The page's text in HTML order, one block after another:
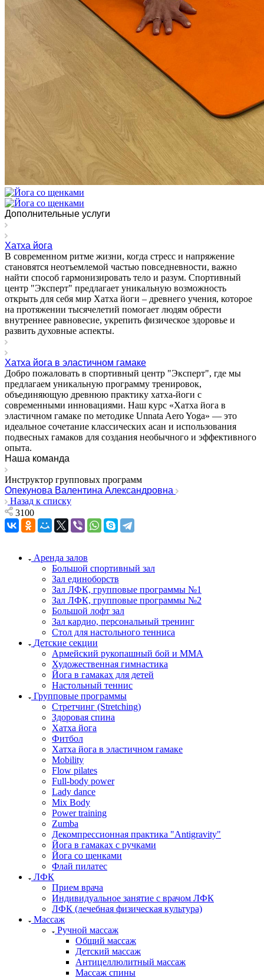
Дополнительные услуги
Хатха йога
В современном ритме жизни, когда стресс и напряжение
становятся неотъемлемой частью повседневности, важно
найти способ гармонизировать тело и разум. Спортивный
центр "Эксперт" предлагает уникальную возможность
открыть для себя мир Хатха йоги – древнего учения, которое
на протяжении тысячелетий помогает людям обрести
внутреннее равновесие, укрепить физическое здоровье и
развить духовные аспекты.
Хатха йога в эластичном гамаке
Добро пожаловать в спортивный центр "Эксперт", где мы
предлагаем уникальную программу тренировок,
объединяющую древнюю практику хатха-йоги с
современными инновациями. Наш курс «Хатха йога в
эластичном гамаке по методике Unnata Aero Yoga» — это
идеальное сочетание классических асан и использования
подвесных гамаков для создания необычного и эффективного
опыта.
Наша команда
Инструктор групповых программ
Опекунова Валентина Александровна
Назад к списку
3100
Аренда залов
Большой спортивный зал
Зал единоборств
Зал ЛФК, групповые программы №1
Зал ЛФК, групповые программы №2
Большой лофт зал
Зал кардио, персональный тренинг
Стол для настольного тенниса
Детские секции
Армейский рукопашный бой и ММА
Художественная гимнастика
Йога в гамаках для детей
Настольный теннис
Групповые программы
Стретчинг (Stretching)
Здоровая спина
Хатха йога
Фитбол
Хатха йога в эластичном гамаке
Mobility
Flow pilates
Full-body power
Lady dance
Mix Body
Power training
Zumba
Декомпрессионная практика "Antigravity"
Йога в гамаках с ручками
Йога со щенками
Флай пилатес
ЛФК
Прием врача
Индивидуальное занятие с врачом ЛФК
ЛФК (лечебная физическая культура)
Массаж
Ручной массаж
Общий массаж
Детский массаж
Антицеллюлитный массаж
Массаж спины